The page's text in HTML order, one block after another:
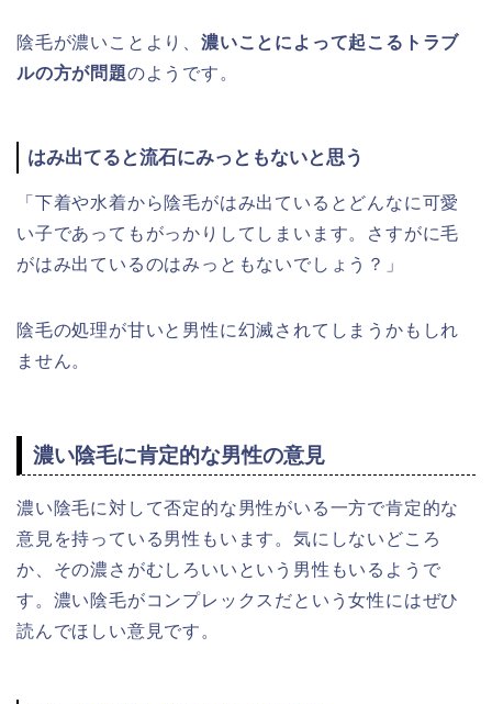
陰毛が濃いことより、 濃いことによって起こるトラブ
ルの方が問題のようです。
はみ出てると流石にみっともないと思う
「下着や水着から陰毛がはみ出ているとどんなに可愛
い子であってもがっかりしてしまいます。さすがに毛
がはみ出ているのはみっともないでしょう？」
陰毛の処理が甘いと男性に幻滅されてしまうかもしれ
ません。
濃い陰毛に肯定的な男性の意見
濃い陰毛に対して否定的な男性がいる一方で肯定的な
意見を持っている男性もいます。気にしないどころ
か、その濃さがむしろいいという男性もいるようで
す。濃い陰毛がコンプレックスだという女性にはぜひ
読んでほしい意見です。